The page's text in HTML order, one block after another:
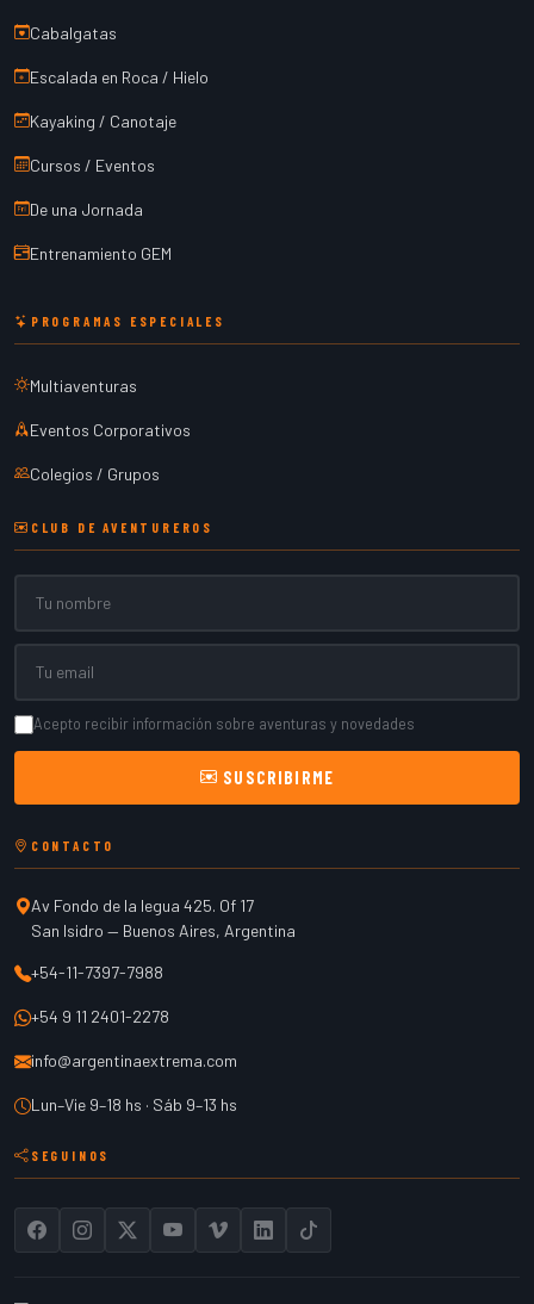
Cabalgatas
Escalada en Roca / Hielo
Kayaking / Canotaje
Cursos / Eventos
De una Jornada
Entrenamiento GEM
PROGRAMAS ESPECIALES
Multiaventuras
Eventos Corporativos
Colegios / Grupos
CLUB DE AVENTUREROS
Acepto recibir información sobre aventuras y novedades
SUSCRIBIRME
CONTACTO
Av Fondo de la legua 425. Of 17
San Isidro — Buenos Aires, Argentina
+54-11-7397-7988
+54 9 11 2401-2278
info@argentinaextrema.com
Lun–Vie 9–18 hs · Sáb 9–13 hs
SEGUINOS